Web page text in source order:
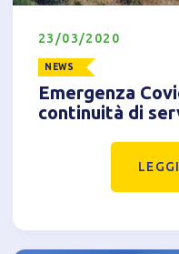
23/03/2020
NEWS
Emergenza
continuità di